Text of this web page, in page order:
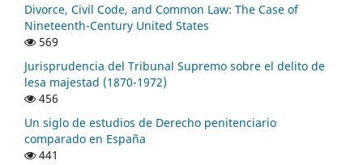
Divorce, Civil Code, and Common Law: The Case of
Nineteenth-Century United States
569
Jurisprudencia del Tribunal Supremo sobre el delito de
lesa majestad (1870-1972)
456
Un siglo de estudios de Derecho penitenciario
comparado en España
441